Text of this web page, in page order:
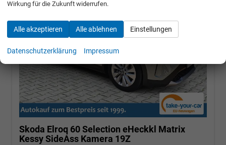
Skoda Elroq 60 Selection eHeckkl Matrix
Kessy SideAss Kamera 19Z
Wirkung für die Zukunft widerrufen.
Alle akzeptieren Alle ablehnen Einstellungen
Datenschutzerklärung Impressum